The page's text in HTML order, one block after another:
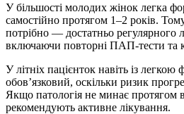
У більшості молодих жінок легка
самостійно протягом 1–2 років.
потрібно — достатньо регулярного
включаючи повторні ПАП-тести та
У літніх пацієнток навіть із
обов’язковий, оскільки ризик
Якщо патологія не минає протягом
рекомендують активне лікування.